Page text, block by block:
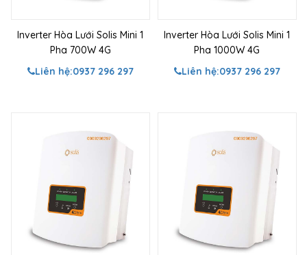
Inverter Hòa Lưới Solis Mini 1
Pha 700W 4G
Liên hệ:0937 296 297
Inverter Hòa Lưới Solis Mini 1
Pha 1000W 4G
Liên hệ:0937 296 297